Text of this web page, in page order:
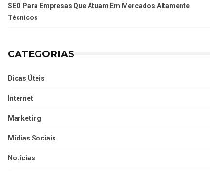
SEO Para Empresas Que Atuam Em Mercados Altamente
Técnicos
CATEGORIAS
Dicas Úteis
Internet
Marketing
Mídias Sociais
Notícias